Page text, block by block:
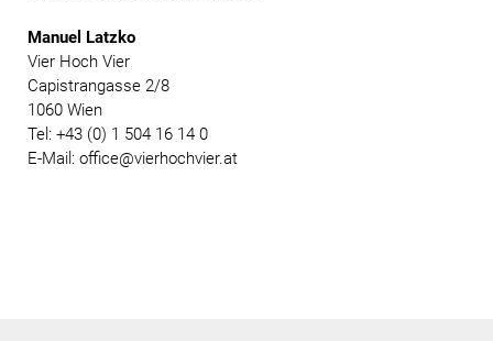
Manuel Latzko
Vier Hoch Vier
Capistrangasse 2/8
1060 Wien
Tel: +43 (0) 1 504 16 14 0
E-Mail: office@vierhochvier.at